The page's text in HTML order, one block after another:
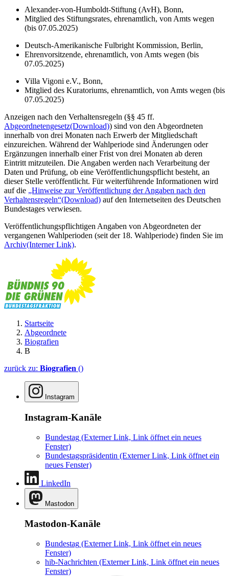
Alexander-von-Humboldt-Stiftung (AvH), Bonn,
Mitglied des Stiftungsrates, ehrenamtlich, von Amts wegen
(bis 07.05.2025)
Deutsch-Amerikanische Fulbright Kommission, Berlin,
Ehrenvorsitzende, ehrenamtlich, von Amts wegen (bis
07.05.2025)
Villa Vigoni e.V., Bonn,
Mitglied des Kuratoriums, ehrenamtlich, von Amts wegen (bis
07.05.2025)
Anzeigen nach den Verhaltensregeln (§§ 45 ff.
Abgeordnetengesetz(Download)) sind von den Abgeordneten
innerhalb von drei Monaten nach Erwerb der Mitgliedschaft
einzureichen. Während der Wahlperiode sind Änderungen oder
Ergänzungen innerhalb einer Frist von drei Monaten ab deren
Eintritt mitzuteilen. Die Angaben werden nach Verarbeitung der
Daten und Prüfung, ob eine Veröffentlichungspflicht besteht, an
dieser Stelle veröffentlicht. Für weiterführende Informationen wird
auf die „Hinweise zur Veröffentlichung der Angaben nach den
Verhaltensregeln“(Download) auf den Internetseiten des Deutschen
Bundestages verwiesen.
Veröffentlichungspflichtigen Angaben von Abgeordneten der
vergangenen Wahlperioden (seit der 18. Wahlperiode) finden Sie im
Archiv(Interner Link).
Startseite
Abgeordnete
Biografien
B
zurück zu: Biografien ()
Instagram
Instagram-Kanäle
Bundestag (Externer Link, Link öffnet ein neues
Fenster)
Bundestagspräsidentin (Externer Link, Link öffnet ein
neues Fenster)
LinkedIn
Mastodon
Mastodon-Kanäle
Bundestag (Externer Link, Link öffnet ein neues
Fenster)
hib-Nachrichten (Externer Link, Link öffnet ein neues
Fenster)